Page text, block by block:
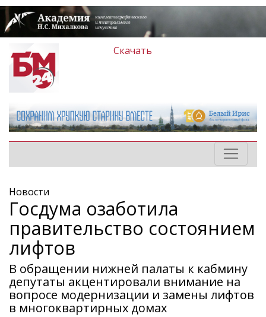
Скачать
Новости
Госдума озаботила
правительство состоянием
лифтов
В обращении нижней палаты к кабмину
депутаты акцентировали внимание на
вопросе модернизации и замены лифтов
в многоквартирных домах